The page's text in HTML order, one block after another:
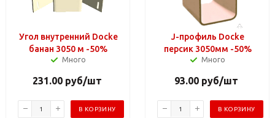
Угол внутренний Docke
банан 3050 м -50%
Много
231.00руб/шт
В КОРЗИНУ
J-профиль Docke
персик 3050мм -50%
Много
93.00 руб/шт
В КОРЗИНУ